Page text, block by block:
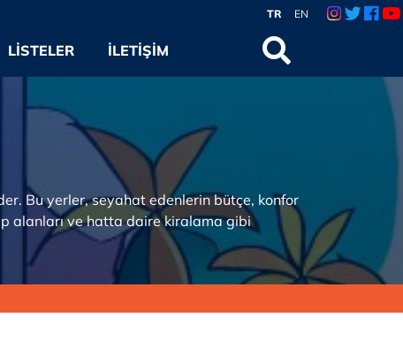
TR EN
LISTELER İLETIŞIM
Bu yerler, seyahat edenlerin bütçe, konfor
alanları ve hatta daire kiralama gibi